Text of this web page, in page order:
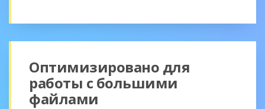
Оптимизировано для
работы с большими
файлами